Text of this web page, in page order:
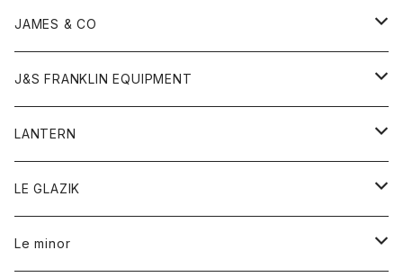
フリース
マフラー
リング
アンダーウェア
靴
トップス
カーディガン
ジャケット
ボトム
オーバーオール
ショートパンツ
レディース
アウター
カーディガン
ロンパース
靴
ストール
トップス
カットソー
シャツ
ボトム
オーバーオール
ショートパンツ
レディース
オーバーオール
シャツ
ワンピース
ワンピース
キッズ
トレーナー
トップス
Gジャケット
スウェット
帽子
Tシャツ
帽子
JAMES & CO
ボトム
J&S FRANKLIN EQUIPMENT
アウター
LANTERN
アウター
Tシャツ
LE GLAZIK
レディース
Le minor